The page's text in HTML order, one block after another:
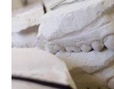
nagyobb
a kisebb